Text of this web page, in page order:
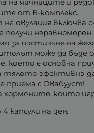
на яйчниците и
от Б-комплекс.
овулация включва
получи
за постигане на
може да бъде
което е основна
тялото ефективно да
приема с Овабууст!
хормоните, които
4 капсули на ден.